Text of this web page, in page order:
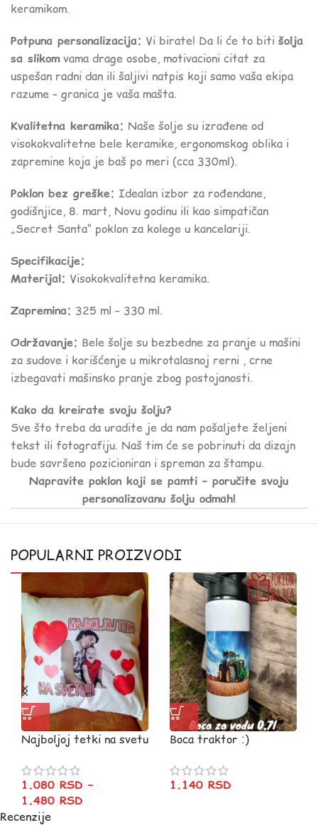
keramikom.
Potpuna personalizacija: Vi birate! Da li će to biti šolja
sa slikomvama drage osobe, motivacioni citat za
uspešan radni dan ili šaljivi natpis koji samo vaša ekipa
razume – granica je vaša mašta.
Kvalitetna keramika: Naše šolje su izrađene od
visokokvalitetne bele keramike, ergonomskog oblika i
zapremine koja je baš po meri (cca 330ml).
Poklon bez greške: Idealan izbor za rođendane,
godišnjice, 8. mart, Novu godinu ili kao simpatičan
„Secret Santa“ poklon za kolege u kancelariji.
Specifikacije:
Materijal: Visokokvalitetna keramika.
Zapremina: 325 ml – 330 ml.
Održavanje: Bele šolje su bezbedne za pranje u mašini
za sudove i korišćenje u mikrotalasnoj rerni , crne
izbegavati mašinsko pranje zbog postojanosti.
Kako da kreirate svoju šolju?
Sve što treba da uradite je da nam pošaljete željeni
tekst ili fotografiju. Naš tim će se pobrinuti da dizajn
bude savršeno pozicioniran i spreman za štampu.
Napravite poklon koji se pamti – poručite svoju
personalizovanu šolju odmah!
POPULARNI PROIZVODI
Najboljoj tetki na svetu
1.080 RSD –
1.480 RSD
Boca traktor :)
1.140 RSD
Recenzije